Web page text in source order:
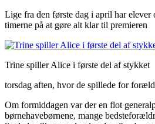
Lige fra den første dag i april har
timerne på at gøre alt klar til premieren
Trine spiller Alice i første del af stykket
torsdag aften, hvor de spillede for
Om formiddagen var der en flot
børnehavebørnene, mange